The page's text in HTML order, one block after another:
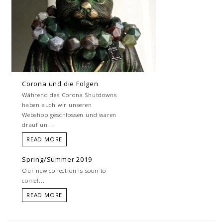
Corona und die Folgen
Während des Corona Shutdowns
haben auch wir unseren
Webshop geschlossen und waren
drauf un...
READ MORE
Spring/Summer 2019
Our new collection is soon to
come!...
READ MORE